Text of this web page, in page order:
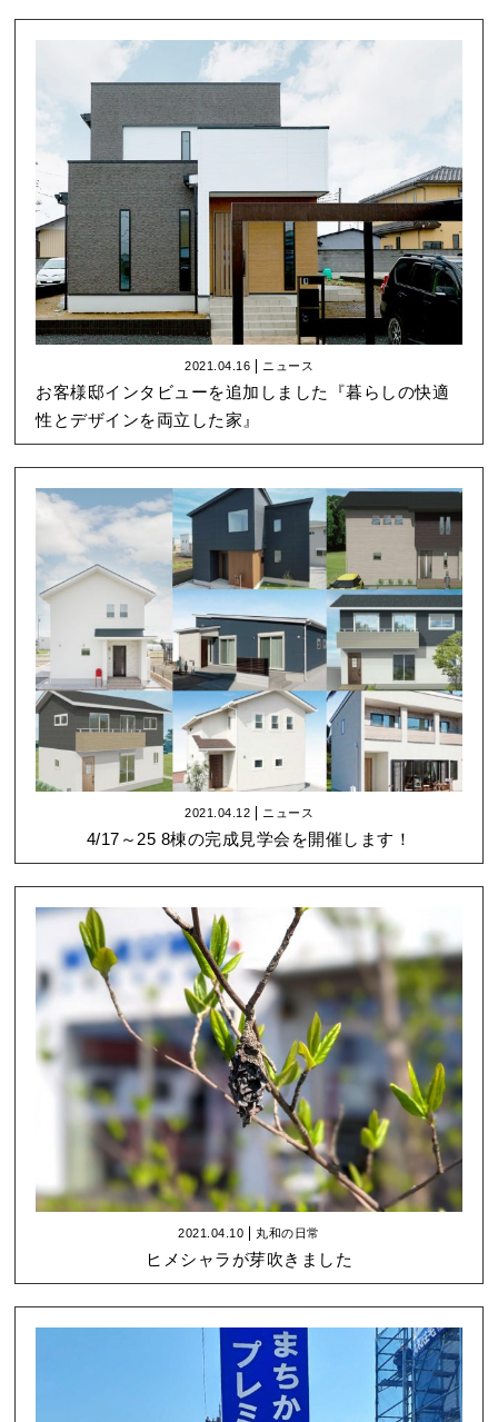
2021.04.16 ニュース
お客様邸インタビューを追加しました『暮らしの快適
性とデザインを両立した家』
2021.04.12 ニュース
4/17～25 8棟の完成見学会を開催します！
2021.04.10 丸和の日常
ヒメシャラが芽吹きました